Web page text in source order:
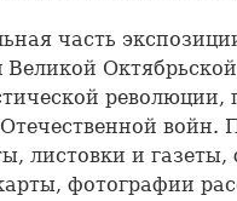
часть
Великой Октябрьской
революции,
войн.
листовки и газеты,
фотографии